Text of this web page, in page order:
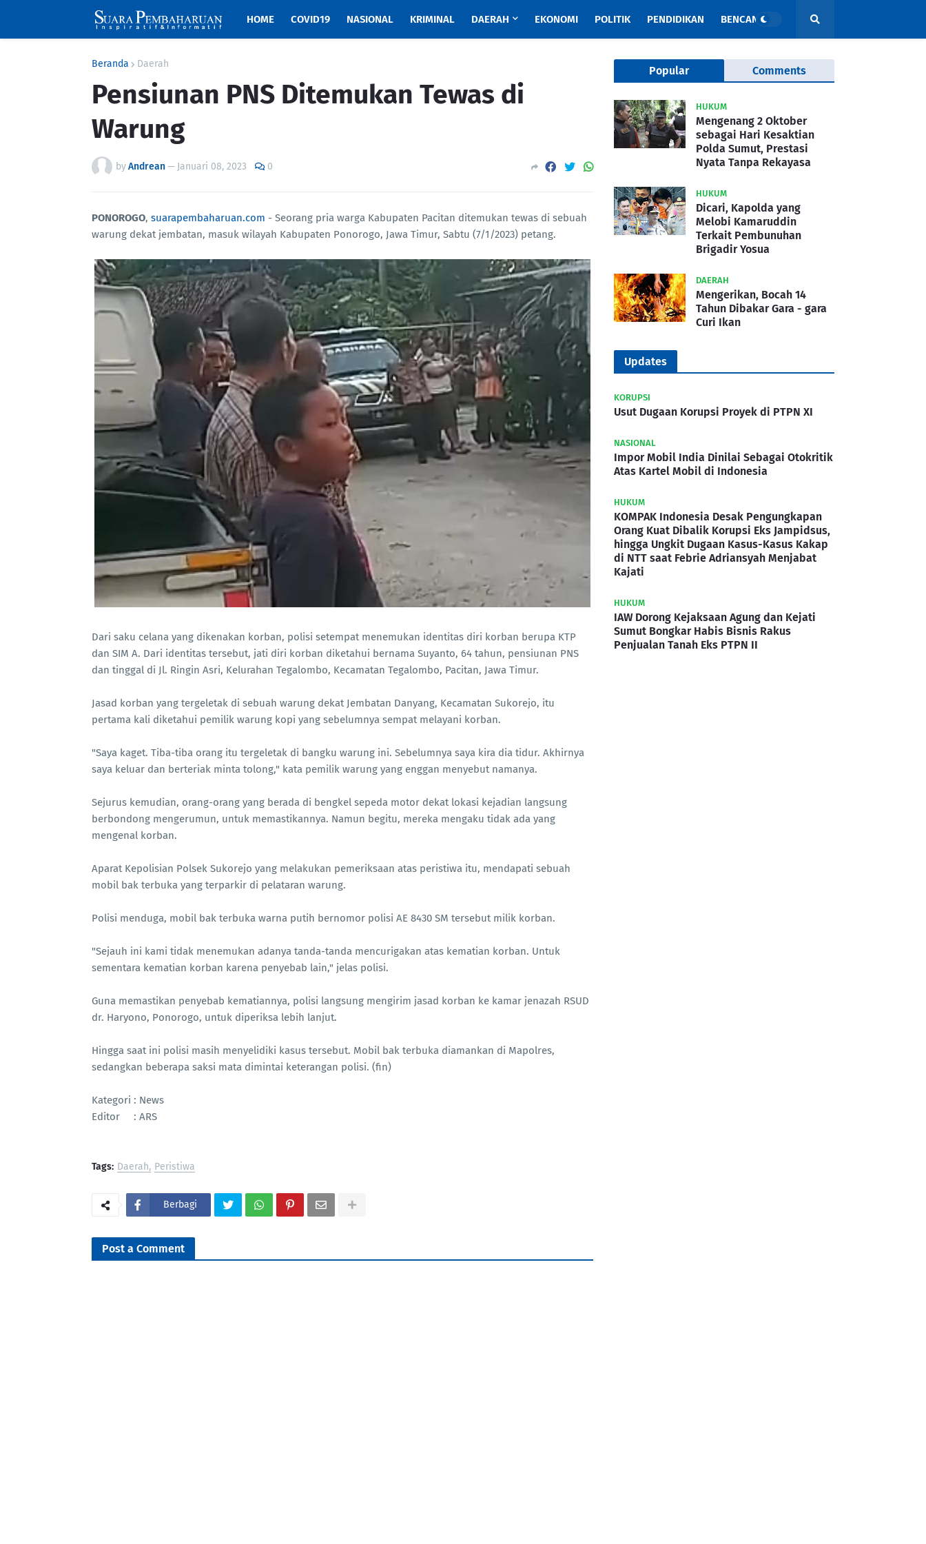
HOME COVID19 NASIONAL KRIMINAL DAERAH EKONOMI POLITIK PENDIDIKAN BENCANA
Beranda Daerah
Pensiunan PNS Ditemukan Tewas di
Warung
byAndrean— Januari 08, 2023 0
PONOROGO, suarapembaharuan.com - Seorang pria warga Kabupaten Pacitan ditemukan tewas di sebuah
warung dekat jembatan, masuk wilayah Kabupaten Ponorogo, Jawa Timur, Sabtu (7/1/2023) petang.
Dari saku celana yang dikenakan korban, polisi setempat menemukan identitas diri korban berupa KTP
dan SIM A. Dari identitas tersebut, jati diri korban diketahui bernama Suyanto, 64 tahun, pensiunan PNS
dan tinggal di Jl. Ringin Asri, Kelurahan Tegalombo, Kecamatan Tegalombo, Pacitan, Jawa Timur.
Jasad korban yang tergeletak di sebuah warung dekat Jembatan Danyang, Kecamatan Sukorejo, itu
pertama kali diketahui pemilik warung kopi yang sebelumnya sempat melayani korban.
"Saya kaget. Tiba-tiba orang itu tergeletak di bangku warung ini. Sebelumnya saya kira dia tidur. Akhirnya
saya keluar dan berteriak minta tolong," kata pemilik warung yang enggan menyebut namanya.
Sejurus kemudian, orang-orang yang berada di bengkel sepeda motor dekat lokasi kejadian langsung
berbondong mengerumun, untuk memastikannya. Namun begitu, mereka mengaku tidak ada yang
mengenal korban.
Aparat Kepolisian Polsek Sukorejo yang melakukan pemeriksaan atas peristiwa itu, mendapati sebuah
mobil bak terbuka yang terparkir di pelataran warung.
Polisi menduga, mobil bak terbuka warna putih bernomor polisi AE 8430 SM tersebut milik korban.
"Sejauh ini kami tidak menemukan adanya tanda-tanda mencurigakan atas kematian korban. Untuk
sementara kematian korban karena penyebab lain," jelas polisi.
Guna memastikan penyebab kematiannya, polisi langsung mengirim jasad korban ke kamar jenazah RSUD
dr. Haryono, Ponorogo, untuk diperiksa lebih lanjut.
Hingga saat ini polisi masih menyelidiki kasus tersebut. Mobil bak terbuka diamankan di Mapolres,
sedangkan beberapa saksi mata dimintai keterangan polisi. (fin)
Kategori : News
Editor : ARS
Tags: Daerah Peristiwa
Berbagi
Post a Comment
Popular Comments
HUKUM
Mengenang 2 Oktober
sebagai Hari Kesaktian
Polda Sumut, Prestasi
Nyata Tanpa Rekayasa
HUKUM
Dicari, Kapolda yang
Melobi Kamaruddin
Terkait Pembunuhan
Brigadir Yosua
DAERAH
Mengerikan, Bocah 14
Tahun Dibakar Gara - gara
Curi Ikan
Updates
KORUPSI
Usut Dugaan Korupsi Proyek di PTPN XI
NASIONAL
Impor Mobil India Dinilai Sebagai Otokritik
Atas Kartel Mobil di Indonesia
HUKUM
KOMPAK Indonesia Desak Pengungkapan
Orang Kuat Dibalik Korupsi Eks Jampidsus,
hingga Ungkit Dugaan Kasus-Kasus Kakap
di NTT saat Febrie Adriansyah Menjabat
Kajati
HUKUM
IAW Dorong Kejaksaan Agung dan Kejati
Sumut Bongkar Habis Bisnis Rakus
Penjualan Tanah Eks PTPN II